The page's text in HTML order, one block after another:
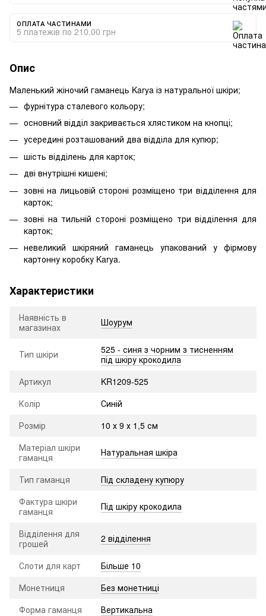
ОПЛАТА ЧАСТИНАМИ
5 платежів по 210.00 грн
Опис
Маленький жіночий гаманець Karya із натуральної шкіри;
фурнітура сталевого кольору;
основний відділ закривається хлястиком на кнопці;
усередині розташований два відділа для купюр;
шість відділень для карток;
дві внутрішні кишені;
зовні на лицьовій стороні розміщено три відділення для
карток;
зовні на тильній стороні розміщено три відділення для
карток;
невеликий шкіряний гаманець упакований у фірмову
картонну коробку Karya.
Характеристики
Наявність в
магазинах
Шоурум
Тип шкіри
525 - синя з чорним з тисненням
під шкіру крокодила
Артикул
KR1209-525
Колір
Синій
Розмір
10 х 9 х 1,5 см
Матеріал шкіри
гаманця
Натуральная шкіра
Тип гаманця
Під складену купюру
Фактура шкіри
гаманця
Під шкіру крокодила
Відділення для
грошей
2 відділення
Слоти для карт
Більше 10
Монетниця
Без монетниці
Форма гаманця
Вертикальна